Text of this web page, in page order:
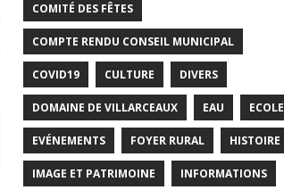
COMITÉ DES FÊTES
COMPTE RENDU CONSEIL MUNICIPAL
COVID19 CULTURE DIVERS
DOMAINE DE VILLARCEAUX EAU ECOLE
EVÉNEMENTS FOYER RURAL HISTOIRE
IMAGE ET PATRIMOINE INFORMATIONS